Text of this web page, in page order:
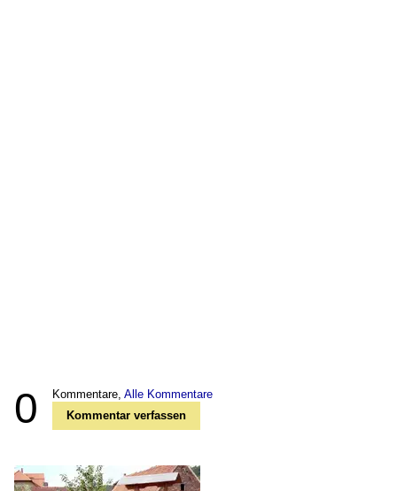
0 Kommentare, Alle Kommentare
Kommentar verfassen